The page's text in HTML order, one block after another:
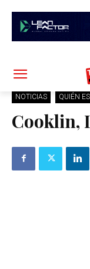
NOTICIAS QUIÉN
Cooklin,